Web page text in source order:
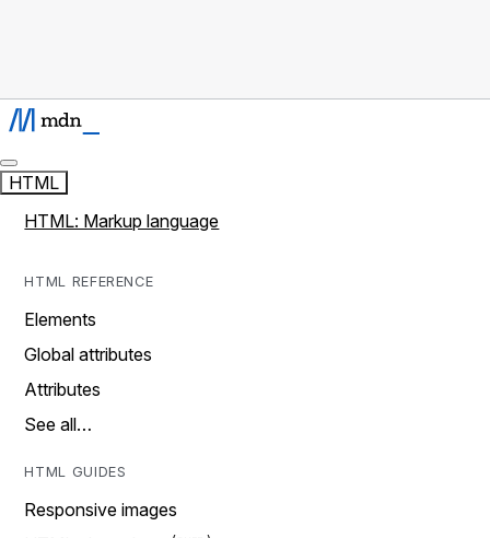
HTML
HTML: Markup language
HTML REFERENCE
Elements
Global attributes
Attributes
See all…
HTML GUIDES
Responsive images